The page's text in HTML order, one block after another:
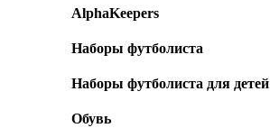
AlphaKeepers
Наборы футболиста
Наборы футболиста для детей
Обувь